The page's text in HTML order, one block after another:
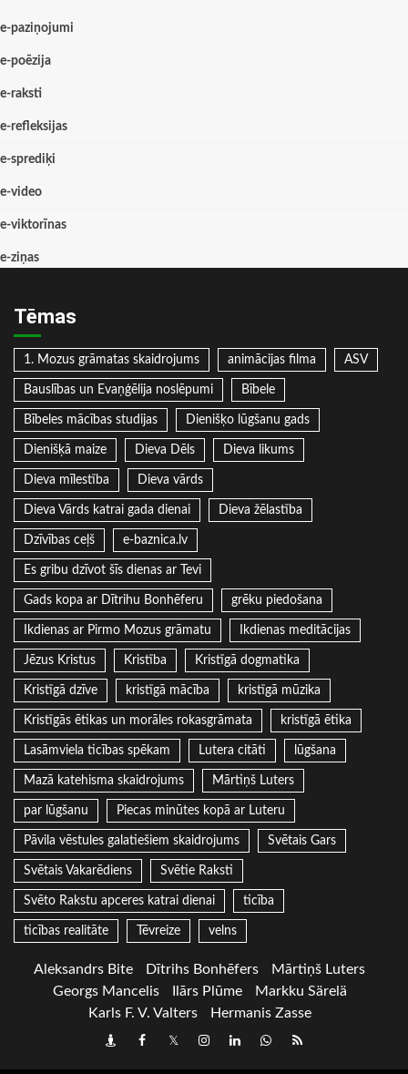
e-paziņojumi
e-poēzija
e-raksti
e-refleksijas
e-sprediķi
e-video
e-viktorīnas
e-ziņas
Tēmas
1. Mozus grāmatas skaidrojums animācijas filma ASV
Bauslības un Evaņģēlija noslēpumi Bībele
Bībeles mācības studijas Dienišķo lūgšanu gads
Dienišķā maize Dieva Dēls Dieva likums
Dieva mīlestība Dieva vārds
Dieva Vārds katrai gada dienai Dieva žēlastība
Dzīvības ceļš e-baznica.lv
Es gribu dzīvot šīs dienas ar Tevi
Gads kopa ar Dītrihu Bonhēferu grēku piedošana
Ikdienas ar Pirmo Mozus grāmatu Ikdienas meditācijas
Jēzus Kristus Kristība Kristīgā dogmatika
Kristīgā dzīve kristīgā mācība kristīgā mūzika
Kristīgās ētikas un morāles rokasgrāmata kristīgā ētika
Lasāmviela ticības spēkam Lutera citāti lūgšana
Mazā katehisma skaidrojums Mārtiņš Luters
par lūgšanu Piecas minūtes kopā ar Luteru
Pāvila vēstules galatiešiem skaidrojums Svētais Gars
Svētais Vakarēdiens Svētie Raksti
Svēto Rakstu apceres katrai dienai ticība
ticības realitāte Tēvreize velns
Aleksandrs Bite Dītrihs Bonhēfers
Mārtiņš Luters
Georgs Mancelis
Ilārs Plūme
Markku Särelä
Karls F. V. Valters
Hermanis Zasse
DraugiemFacebook
TwitterInstagram
LinkedInwhatsapp
RSS